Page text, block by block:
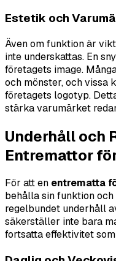
Estetik och
Även om funktion är
inte underskattas. En
företagets image.
och mönster, och vissa
företagets logotyp.
stärka varumärket
Underhåll och
Entremattor
För att en entrematta
behålla sin funktion
regelbundet underhåll
säkerställer inte bara
fortsatta effektivitet